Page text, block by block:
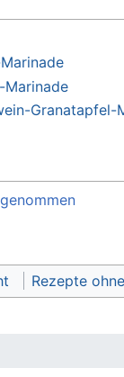
Marinade
Granatapfel-
Rezepte